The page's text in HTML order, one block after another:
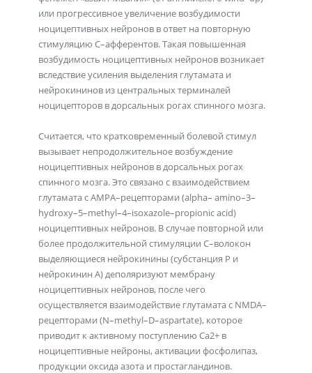
или прогрессивное увеличение возбудимости
ноцицептивных нейронов в ответ на повторную
стимуляцию С–афферентов. Такая повышенная
возбудимость ноцицептивных нейронов возникает
вследствие усиления выделения глутамата и
нейрокининов из центральных терминалей
ноцицепторов в дорсальных рогах спинного мозга.
Считается, что кратковременный болевой стимул
вызывает непродолжительное возбуждение
ноцицептивных нейронов в дорсальных рогах
спинного мозга. Это связано с взаимодействием
глутамата с АМРА–рецепторами (alpha– amino–3–
hydroxy–5–methyl–4–isoxazole–propionic acid)
ноцицептивных нейронов. В случае повторной или
более продолжительной стимуляции С–волокон
выделяющиеся нейрокинины (субстанция Р и
нейрокинин А) деполяризуют мембрану
ноцицептивных нейронов, после чего
осуществляется взаимодействие глутамата с NMDA–
рецепторами (N–methyl–D–aspartate), которое
приводит к активному поступлению Са2+ в
ноцицептивные нейроны, активации фосфолипаз,
продукции оксида азота и простагландинов.